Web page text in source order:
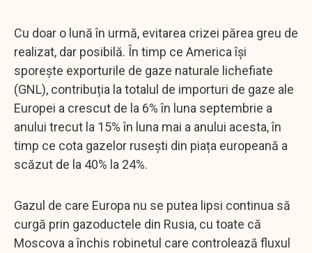
Cu doar o lună în urmă, evitarea crizei părea greu de
realizat, dar posibilă. În timp ce America își
sporește exporturile de gaze naturale lichefiate
(GNL), contribuția la totalul de importuri de gaze ale
Europei a crescut de la 6% în luna septembrie a
anului trecut la 15% în luna mai a anului acesta, în
timp ce cota gazelor rusești din piața europeană a
scăzut de la 40% la 24%.
Gazul de care Europa nu se putea lipsi continua să
curgă prin gazoductele din Rusia, cu toate că
Moscova a închis robinetul care controlează fluxul